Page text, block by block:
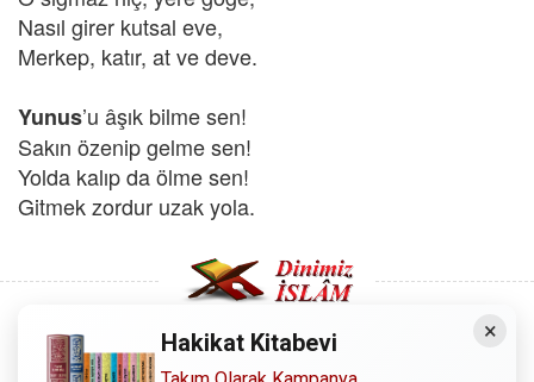
Nasıl girer kutsal eve,
Merkep, katır, at ve deve.
Yunus’u âşık bilme sen!
Sakın özenip gelme sen!
Yolda kalıp da ölme sen!
Gitmek zordur uzak yola.
×
Hakikat Kitabevi